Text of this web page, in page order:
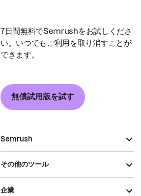
7日間無料でSemrushをお試しくださ
い。いつでもご利用を取り消すことが
できます。
無償試用版を試す
Semrush
その他のツール
企業